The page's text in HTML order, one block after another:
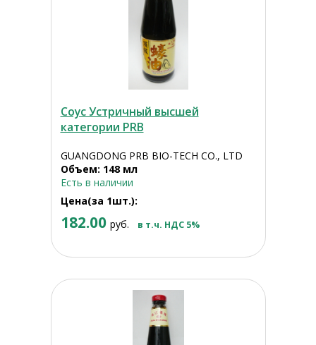
Соус Устричный высшей
категории PRB
GUANGDONG PRB BIO-TECH CO., LTD
Объем: 148 мл
Есть в наличии
Цена(за 1шт.):
182.00 руб. в т.ч. НДС 5%